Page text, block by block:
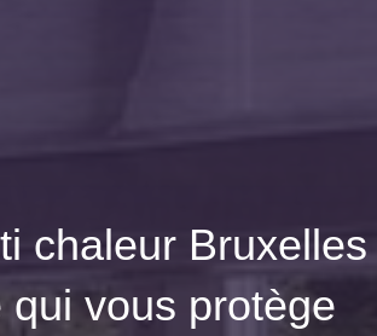
chaleur Bruxelles
qui vous protège